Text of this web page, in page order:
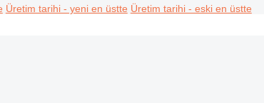
Üretim tarihi - yeni en üstte Üretim tarihi - eski en üstte